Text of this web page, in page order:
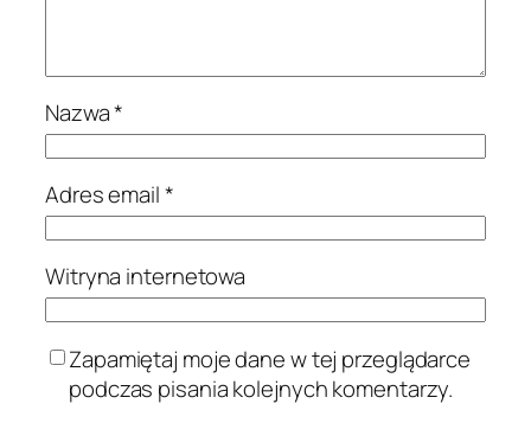
Nazwa*
Adres email*
Witryna internetowa
Zapamiętaj moje dane w tej przeglądarce
podczas pisania kolejnych komentarzy.